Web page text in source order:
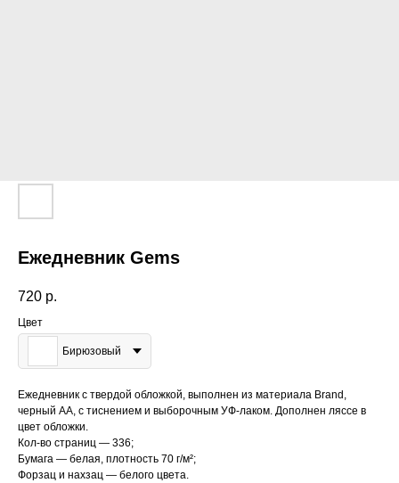
Ежедневник Gems
720 р.
Цвет
Бирюзовый
Ежедневник с твердой обложкой, выполнен из материала Brand,
черный АА, с тиснением и выборочным УФ-лаком. Дополнен ляссе в
цвет обложки.
Кол-во страниц — 336;
Бумага — белая, плотность 70 г/м²;
Форзац и нахзац — белого цвета.